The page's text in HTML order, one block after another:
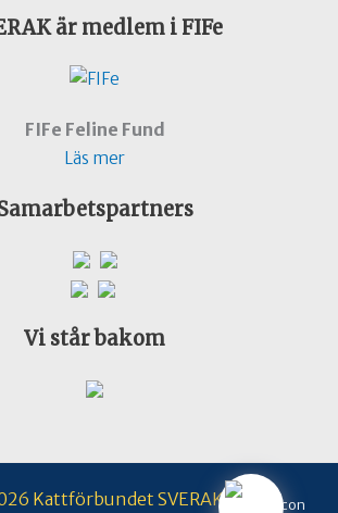
är medlem i FIFe
FIFe Feline Fund
Läs mer
Vi står bakom
Kattförbundet SVERAK